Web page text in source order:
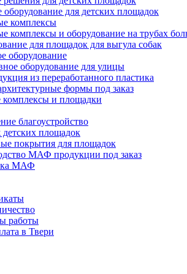
оборудование для детских площадок
комплексы
комплексы и оборудование на трубах
для площадок для выгула собак
оборудование
оборудование для улицы
из переработанного пластика
формы под заказ
комплексы и площадки
благоустройство
площадок
покрытия для площадок
МАФ продукции под заказ
МАФ
работы
в Твери